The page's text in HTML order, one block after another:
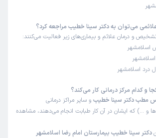
می‌توان به دکتر سینا خطیب مراجعه کرد؟
و درمان علائم و بیماری‌های زیر فعالیت می‌کنند:
اسلامشهر
درد اسلامشهر
و کدام مرکز درمانی کار می‌کند؟
مطب دکتر سینا خطیب و سایر مراکز درمانی
و …) که ایشان در آن کار طبابت انجام می‌دهند، مشاهده
دکتر سینا خطیب بیمارستان امام رضا اسلامشهر